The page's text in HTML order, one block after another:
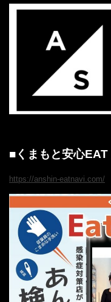
■くまもと安心EAT
https://anshin-eatnavi.com/